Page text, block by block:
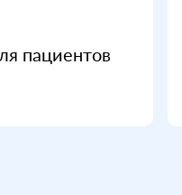
пациентов